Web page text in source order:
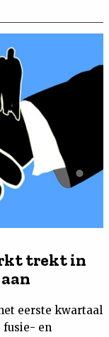
trekt in
eerste kwartaal
fusie- en